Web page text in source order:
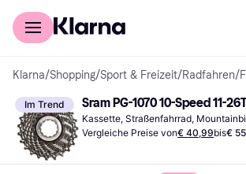
Für Shopper
Klarna/Shopping/Sport & Freizeit/Radfahren/
Im Trend Sram PG-1070 10-Speed 11-
Kassette, Straßenfahrrad,
Vergleiche Preise von€ 40,99bis€